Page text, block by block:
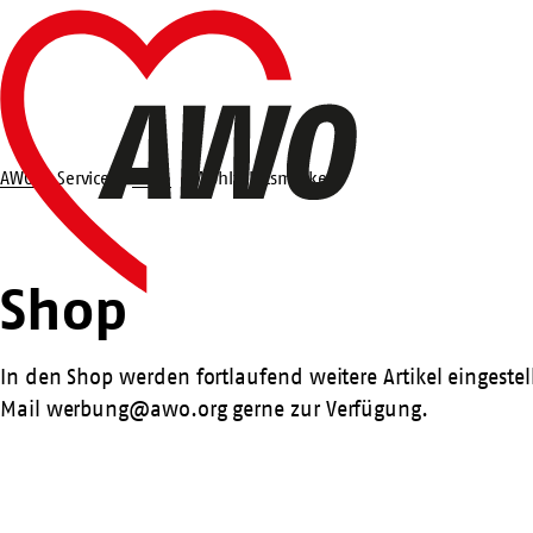
Zum
Hauptinhalt
springen
Startseite
Suche
AWO Service Shop Wohlfahrtsmarken
Shop
Shop
In den Shop werden fortlaufend weitere Artikel
Mail werbung@awo.orggerne zur Verfügung.